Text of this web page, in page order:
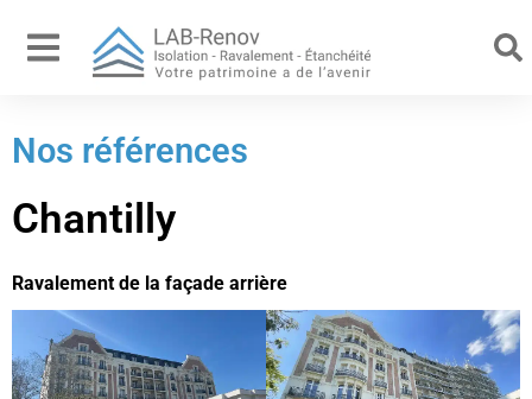
Nos références
Chantilly
Ravalement de la façade arrière